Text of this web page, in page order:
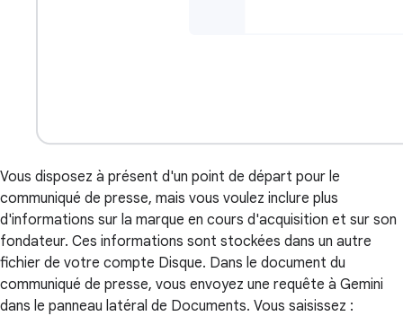
Vous disposez à présent d'un point de départ pour le
communiqué de presse, mais vous voulez inclure plus
d'informations sur la marque en cours d'acquisition et sur son
fondateur. Ces informations sont stockées dans un autre
fichier de votre compte Disque. Dans le document du
communiqué de presse, vous envoyez une requête à Gemini
dans le panneau latéral de Documents. Vous saisissez :